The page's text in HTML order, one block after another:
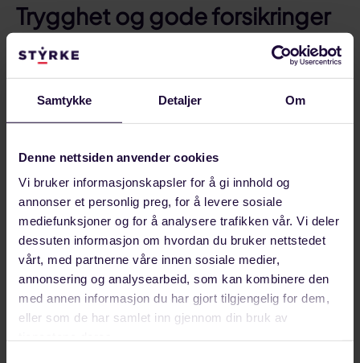
Samtykke Detaljer Om
Denne nettsiden anvender cookies
Vi bruker informasjonskapsler for å gi innhold og
annonser et personlig preg, for å levere sosiale
mediefunksjoner og for å analysere trafikken vår. Vi deler
dessuten informasjon om hvordan du bruker nettstedet
vårt, med partnerne våre innen sosiale medier,
annonsering og analysearbeid, som kan kombinere den
med annen informasjon du har gjort tilgjengelig for dem,
eller som de har samlet inn gjennom din bruk av
Trygghet og gode forsikringer
Les mer om hva medlemmene sier om FLT og
Del på:
på
facebook
på
linkedin
link
Relaterte artikler